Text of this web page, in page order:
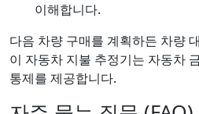
이해합니다.
다음 차량 구매를 계획하든 차량
이 자동차 지불 추정기는 자동차
통제를 제공합니다.